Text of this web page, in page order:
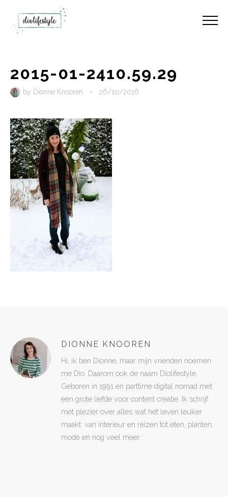
2015-01-2410.59.29
by Dionne Knooren • 26/10/2016
DIONNE KNOOREN
Hi, ik ben Dionne, maar mijn vrienden noemen
me Dio. Daarom ook de naam Diolifestyle.
Geboren in 1991 en parttime digital nomad met
een grote liefde voor content creatie. Ik schrijf
met plezier over alles wat het leven leuker
maakt: van interieur en reizen tot eten, planten,
mode en nog veel meer.